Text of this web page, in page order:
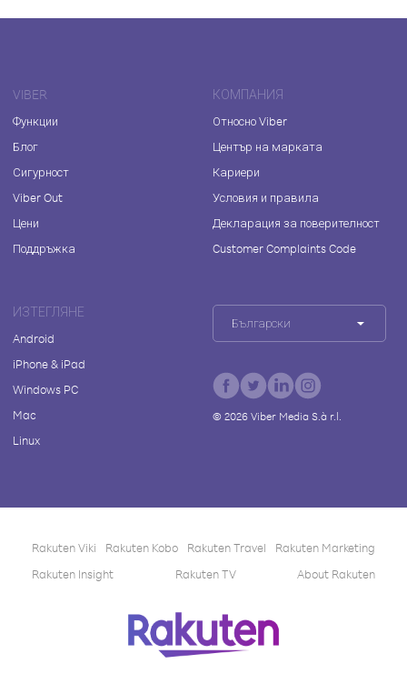
VIBER
Функции
Блог
Сигурност
Viber Out
Цени
Поддръжка
КОМПАНИЯ
Относно Viber
Център на марката
Кариери
Условия и правила
Декларация за поверителност
Customer Complaints Code
ИЗТЕГЛЯНЕ
Android
iPhone & iPad
Windows PC
Mac
Linux
Български
© 2026Viber Media S.à r.l.
Rakuten Viki Rakuten Kobo Rakuten Travel
Rakuten Marketing
Rakuten Insight
Rakuten TV About Rakuten